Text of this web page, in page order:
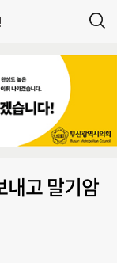
내고 말기암